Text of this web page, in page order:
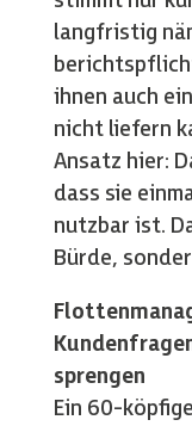
langfristig
ihnen auch
nicht liefern
Ansatz hier:
dass sie
nutzbar ist.
Bürde,
sprengen
Ein 60-